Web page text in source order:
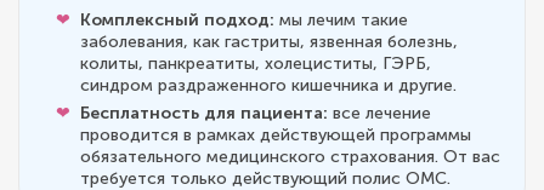
Комплексный подход: мы лечим такие
заболевания, как гастриты, язвенная болезнь,
колиты, панкреатиты, холециститы, ГЭРБ,
синдром раздраженного кишечника и другие.
Бесплатность для пациента: все лечение
проводится в рамках действующей программы
обязательного медицинского страхования. От вас
требуется только действующий полис ОМС.